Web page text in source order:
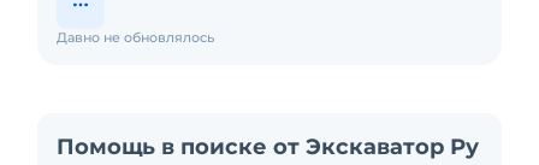
Давно не обновлялось
Помощь в поиске от Экскаватор Ру